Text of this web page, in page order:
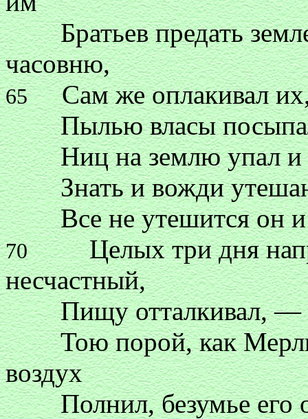
Братьев предать
часовню,
65Сам же оплакивал их,
Пылью власы посыпал,
Ниц на землю упал и
Знать и вожди
Все не утешится он и
70Целых три дня
несчастный,
Пищу отталкивал, —
Тою порой, как
воздух
Полнил, безумье его